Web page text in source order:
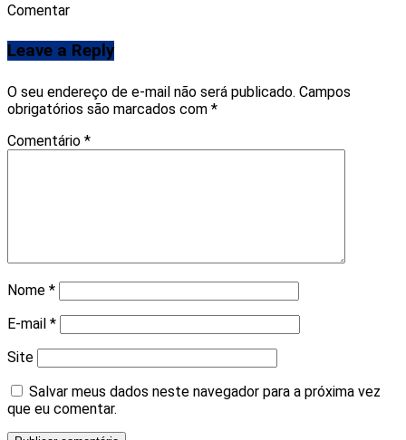
Comentar
Leave a Reply
O seu endereço de e-mail não será publicado. Campos
obrigatórios são marcados com *
Comentário *
Nome *
E-mail *
Site
Salvar meus dados neste navegador para a próxima vez
que eu comentar.